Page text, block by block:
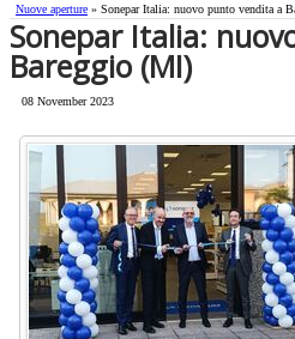
Nuove aperture » Sonepar Italia: nuovo punto vendita a
Sonepar Italia:
Bareggio (MI)
08 November 2023